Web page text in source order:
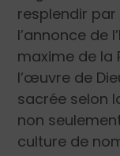
resplendir
l’annonce de
maxime de la
l’œuvre de
sacrée selon
non
culture de